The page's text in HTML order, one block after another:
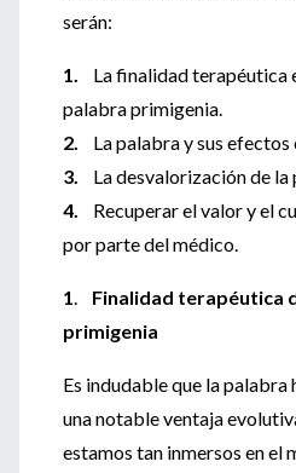
serán:
1.
La finalidad terapéutica
palabra primigenia.
2.
La palabra y sus efectos
3. La desvalorización de la
4.
Recuperar el valor y el
por parte del médico.
1.
Finalidad terapéutica
primigenia
Es indudable que la palabra
una notable ventaja
estamos tan inmersos en el